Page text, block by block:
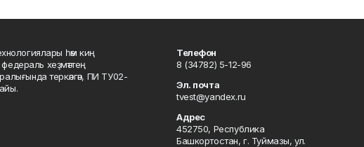
һәм киң
хеҙмәттең
теркәлгән, ПИ ТУ02-
Телефон
8 (34782) 5-12-96
Эл. почта
tvest@yandex.ru
Адрес
452750, Республика
Башкортостан, г. Туймазы, ул.